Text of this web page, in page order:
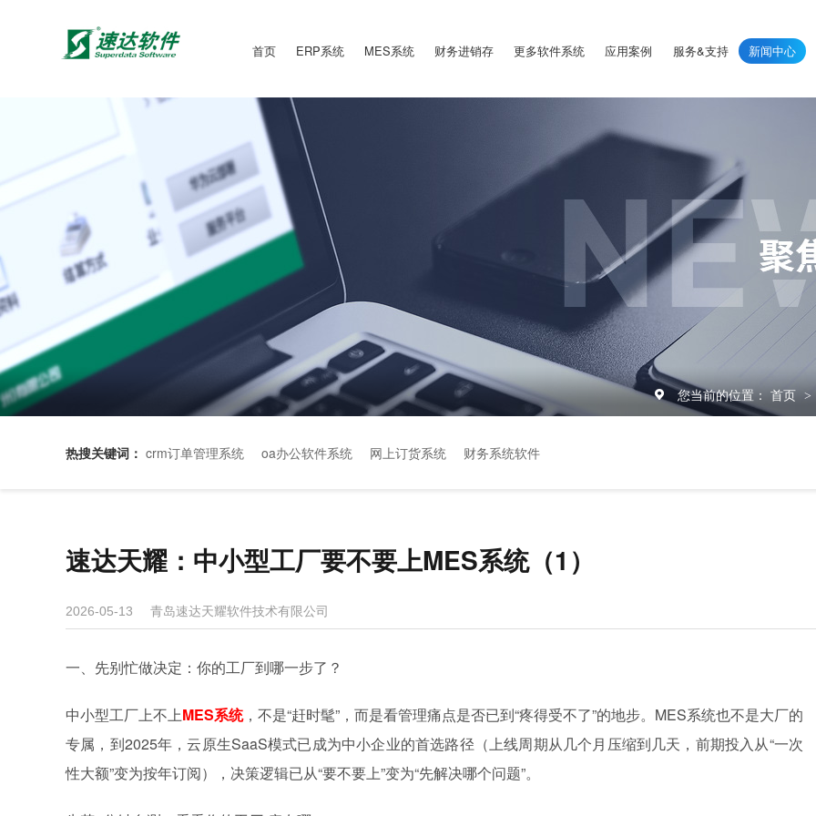
首页 ERP系统 MES系统 财务进销存 更多软件系统 应用案例 服务&支持 新闻中心
您当前的位置： 首页 >
热搜关键词： crm订单管理系统 oa办公软件系统 网上订货系统 财务系统软件
速达天耀：中小型工厂要不要上MES系统（1）
2026-05-13 青岛速达天耀软件技术有限公司
一、先别忙做决定：你的工厂到哪一步了？
中小型工厂上不上MES系统，不是“赶时髦”，而是看管理痛点是否已到“疼得受不了”的地步。MES系统也不是大厂的
专属，到2025年，云原生SaaS模式已成为中小企业的首选路径（上线周期从几个月压缩到几天，前期投入从“一次
性大额”变为按年订阅），决策逻辑已从“要不要上”变为“先解决哪个问题”。